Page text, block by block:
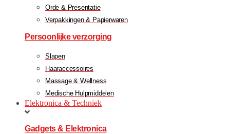
Orde & Presentatie
Verpakkingen & Papierwaren
Persoonlijke verzorging
Slapen
Haaraccessoires
Massage & Wellness
Medische Hulpmiddelen
Elektronica & Techniek
Gadgets & Elektronica